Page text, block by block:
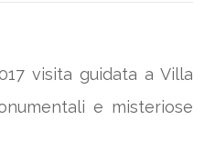
visita guidata a Villa
e misteriose